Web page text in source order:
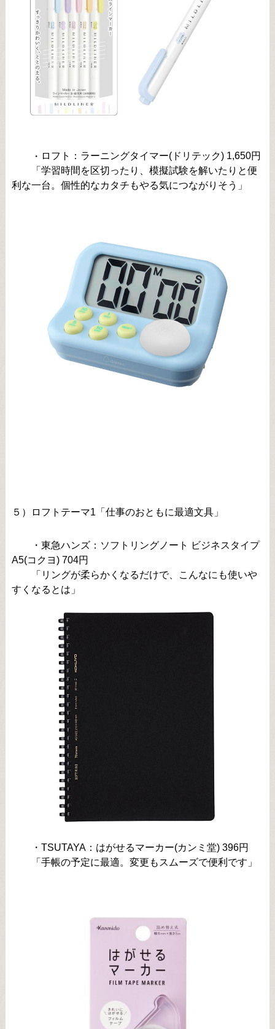
・ ロフト：ラーニングタイマー(ドリテック) 1,650円
「学習時間を区切ったり、模擬試験を解いたりと便
利な一台。個性的なカタチもやる気につながりそう」
５）ロフトテーマ1「仕事のおともに最適文具」
・東急ハンズ：ソフトリングノート ビジネスタイプ
A5(コクヨ) 704円
「リングが柔らかくなるだけで、こんなにも使いや
すくなるとは」
・TSUTAYA：はがせるマーカー(カンミ堂) 396円
「手帳の予定に最適。変更もスムーズで便利です」